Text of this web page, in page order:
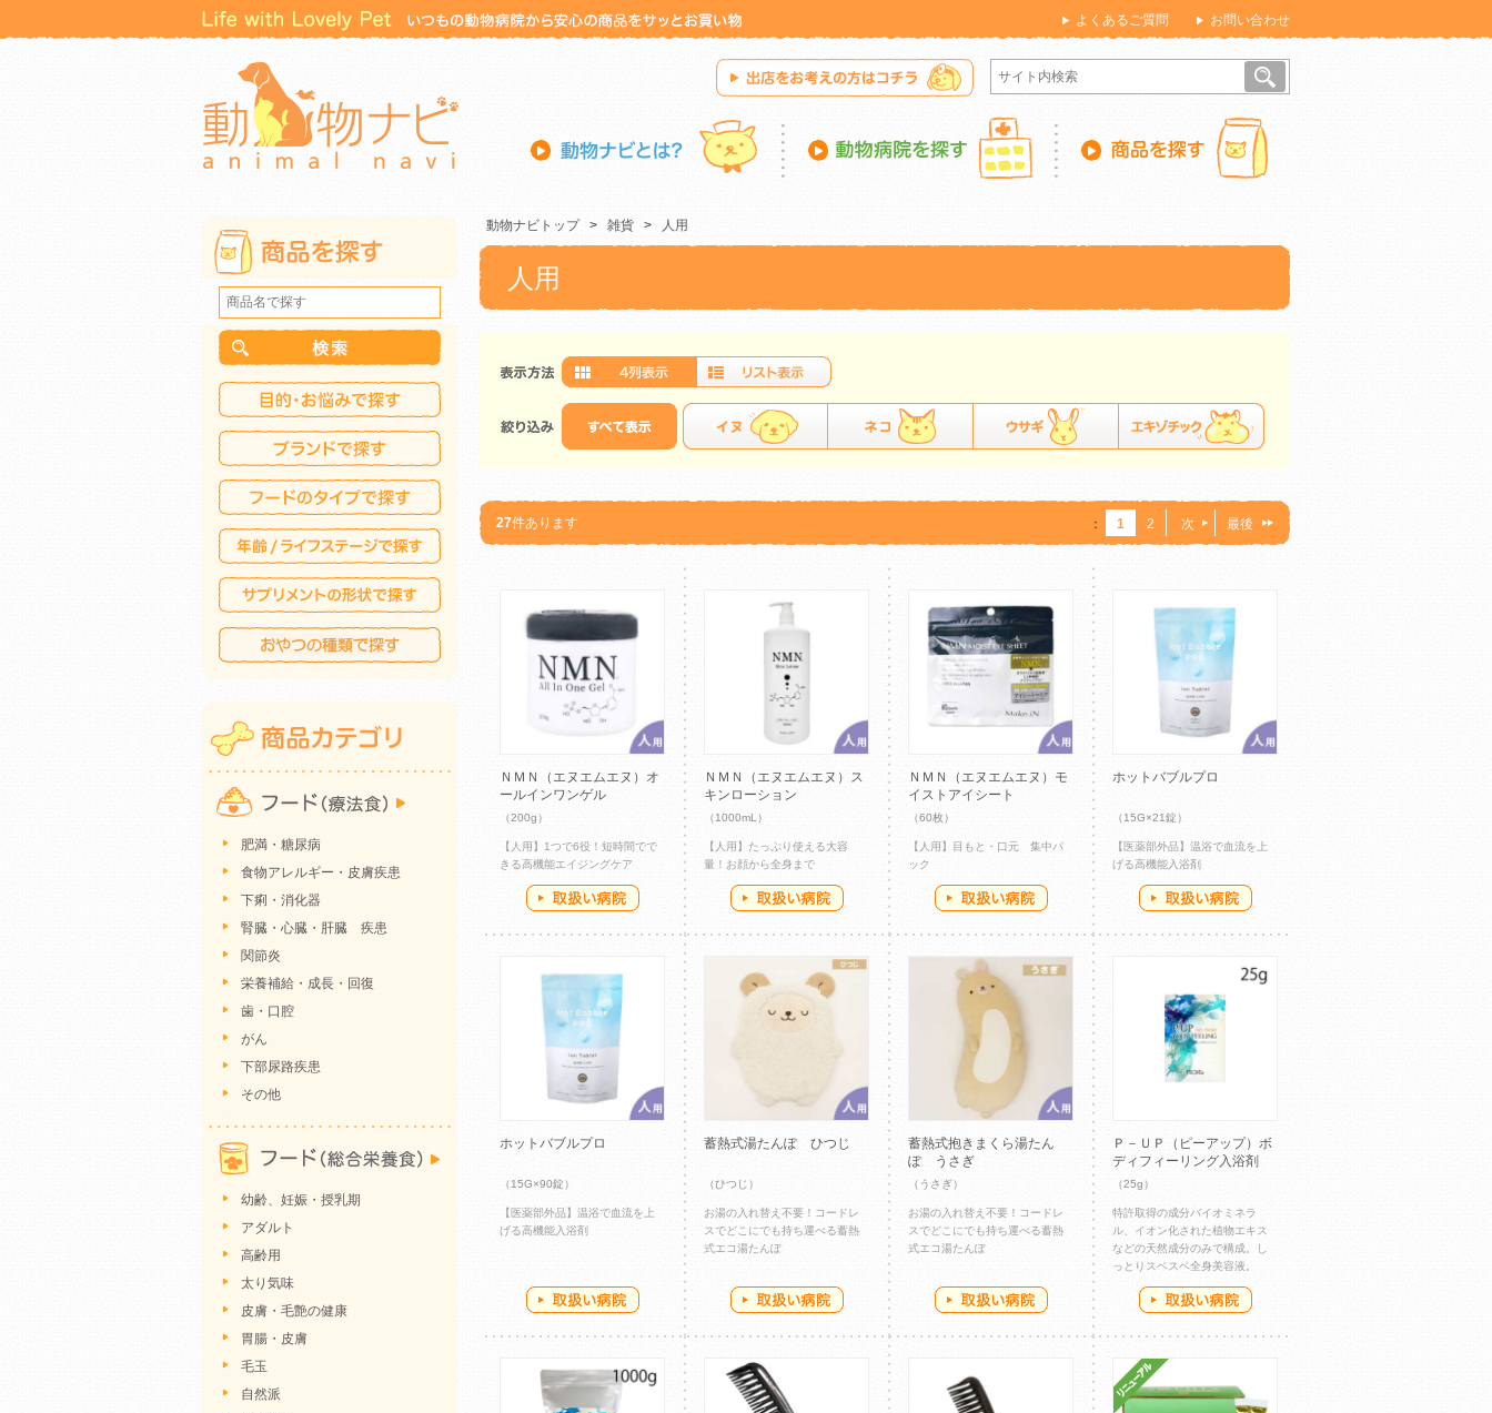
よくあるご質問 お問い合わせ
動物ナビトップ > 雑貨 > 人用
人用
27件あります ： 1 2 次 最後
ＮＭＮ（エヌエムエヌ）オ
ールインワンゲル
（200g）
【人用】1つで6役！短時間でで
きる高機能エイジングケア
ＮＭＮ（エヌエムエヌ）ス
キンローション
（1000mL）
【人用】たっぷり使える大容
量！お顔から全身まで
ＮＭＮ（エヌエムエヌ）モ
イストアイシート
（60枚）
【人用】目もと・口元 集中パ
ック
ホットバブルプロ
（15G×21錠）
【医薬部外品】温浴で血流を上
げる高機能入浴剤
ホットバブルプロ
（15G×90錠）
【医薬部外品】温浴で血流を上
げる高機能入浴剤
蓄熱式湯たんぽ ひつじ
（ひつじ）
お湯の入れ替え不要！コードレ
スでどこにでも持ち運べる蓄熱
式エコ湯たんぽ
蓄熱式抱きまくら湯たん
ぽ うさぎ
（うさぎ）
お湯の入れ替え不要！コードレ
スでどこにでも持ち運べる蓄熱
式エコ湯たんぽ
Ｐ－ＵＰ（ピーアップ）ボ
ディフィーリング入浴剤
（25g）
特許取得の成分バイオミネラ
ル、イオン化された植物エキス
などの天然成分のみで構成。し
っとりスベスベ全身美容液。
肥満・糖尿病
食物アレルギー・皮膚疾患
下痢・消化器
腎臓・心臓・肝臓 疾患
関節炎
栄養補給・成長・回復
歯・口腔
がん
下部尿路疾患
その他
幼齢、妊娠・授乳期
アダルト
高齢用
太り気味
皮膚・毛艶の健康
胃腸・皮膚
毛玉
自然派